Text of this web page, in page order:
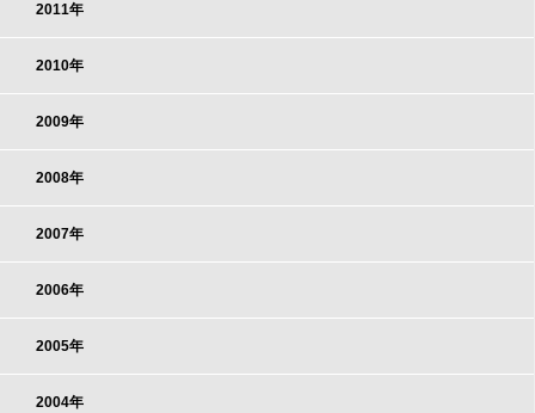
2011年
2010年
2009年
2008年
2007年
2006年
2005年
2004年